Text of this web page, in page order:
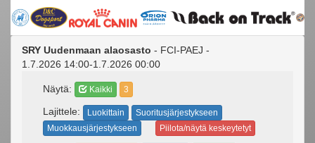
SRY Uudenmaan alaosasto - FCI-PAEJ -
1.7.2026 14:00-1.7.2026 00:00
Näytä: Kaikki 3
Lajittele: Luokittain
Suoritusjärjestykseen
Muokkausjärjestykseen
Piilota/näytä keskeytetyt